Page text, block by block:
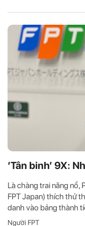
‘Tân binh’ 9X:
Là chàng trai năng nổ,
FPT Japan) thích thử
danh vào bảng thành
Người FPT